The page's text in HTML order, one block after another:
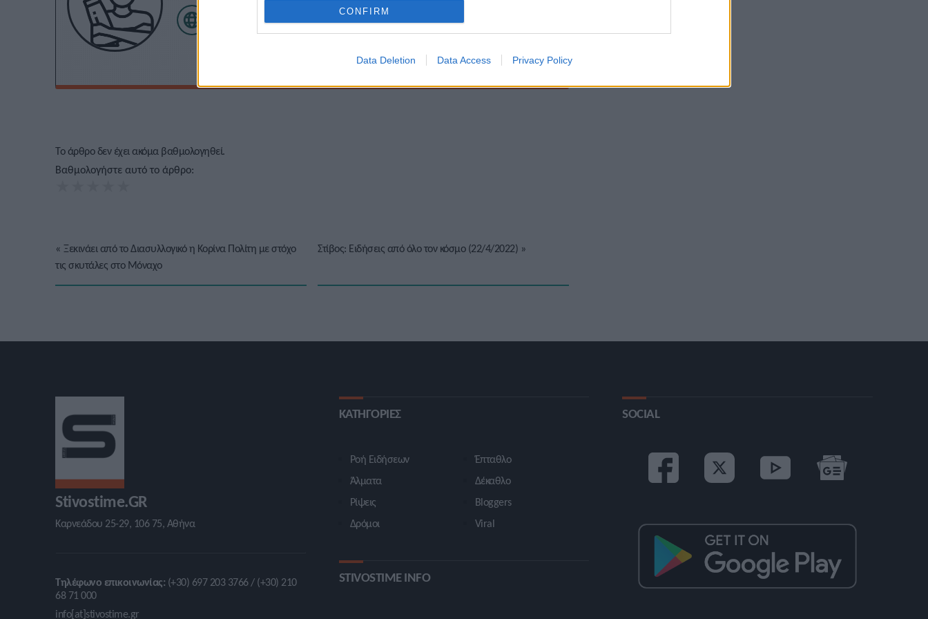
CONFIRM
Data Deletion Data Access Privacy Policy
Το άρθρο δεν έχει ακόμα βαθμολογηθεί.
Βαθμολογήστε αυτό το άρθρο:
« Ξεκινάει από το Διασυλλογικό η Κορίνα Πολίτη με στόχο
τις σκυτάλες στο Μόναχο
Στίβος: Ειδήσεις από όλο τον κόσμο (22/4/2022) »
Stivostime.GR
Καρνεάδου 25-29, 106 75, Αθήνα
Τηλέφωνο επικοινωνίας: (+30) 697 203 3766 / (+30) 210
68 71 000
info[at]stivostime.gr
ΚΑΤΗΓΟΡΙΕΣ
Ροή Ειδήσεων
Άλματα
Ρίψεις
Δρόμοι
Έπταθλο
Δέκαθλο
Bloggers
Viral
STIVOSTIME INFO
SOCIAL